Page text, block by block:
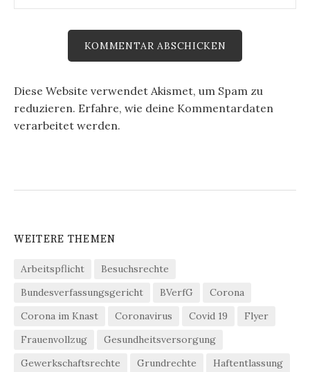
Diese Website verwendet Akismet, um Spam zu
reduzieren. Erfahre, wie deine Kommentardaten
verarbeitet werden.
WEITERE THEMEN
Arbeitspflicht
Besuchsrechte
Bundesverfassungsgericht
BVerfG
Corona
Corona im Knast
Coronavirus Covid 19
Flyer
Frauenvollzug
Gesundheitsversorgung
Gewerkschaftsrechte
Grundrechte
Haftentlassung